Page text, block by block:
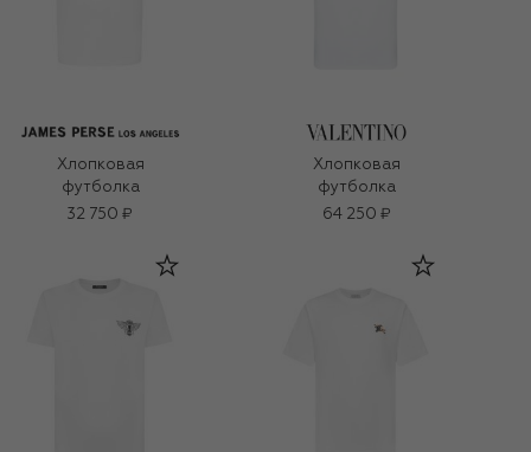
Хлопковая
футболка
32 750 ₽
Хлопковая
футболка
64 250 ₽